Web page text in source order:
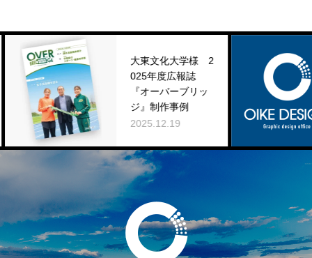
大東文化大学様 2
025年度広報誌
『オーバーブリッ
ジ』制作事例
2025.12.19
年
知